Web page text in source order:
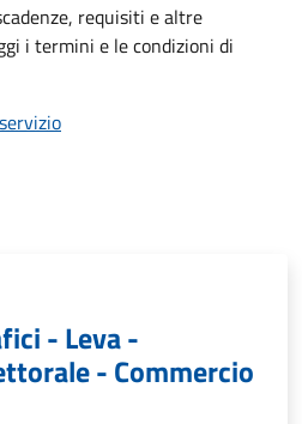
requisiti e altre
i termini e le condizioni di
- Leva -
- Commercio